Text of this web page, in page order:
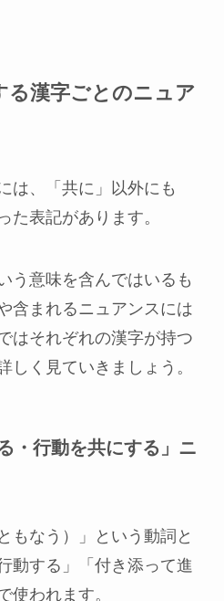
る漢字ごとのニュア
は、「共に」以外にも
た表記があります。
う意味を含んではいるも
含まれるニュアンスには
はそれぞれの漢字が持つ
しく見ていきましょう。
・行動を共にする」ニ
もなう）」という動詞と
動する」「付き添って進
使われます。